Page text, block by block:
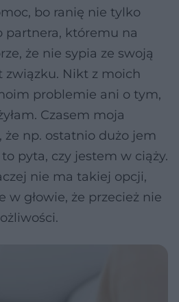
bo ranię nie tylko
partnera, któremu na
że nie sypia ze swoją
związku. Nikt z moich
problemie ani o tym,
Czasem moja
np. ostatnio dużo jem
pyta, czy jestem w ciąży.
nie ma takiej opcji,
w głowie, że przecież nie